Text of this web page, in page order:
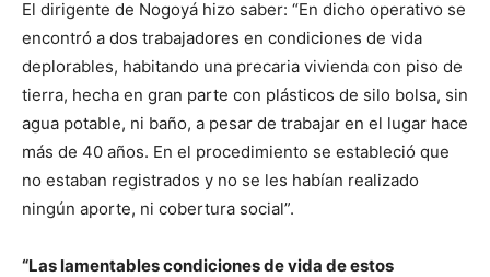
El dirigente de Nogoyá hizo saber: “En dicho operativo se
encontró a dos trabajadores en condiciones de vida
deplorables, habitando una precaria vivienda con piso de
tierra, hecha en gran parte con plásticos de silo bolsa, sin
agua potable, ni baño, a pesar de trabajar en el lugar hace
más de 40 años. En el procedimiento se estableció que
no estaban registrados y no se les habían realizado
ningún aporte, ni cobertura social”.
“Las lamentables condiciones de vida de estos